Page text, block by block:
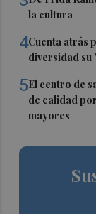
la cultura
4Cuenta atrás
diversidad su
5El centro de
de calidad
mayores